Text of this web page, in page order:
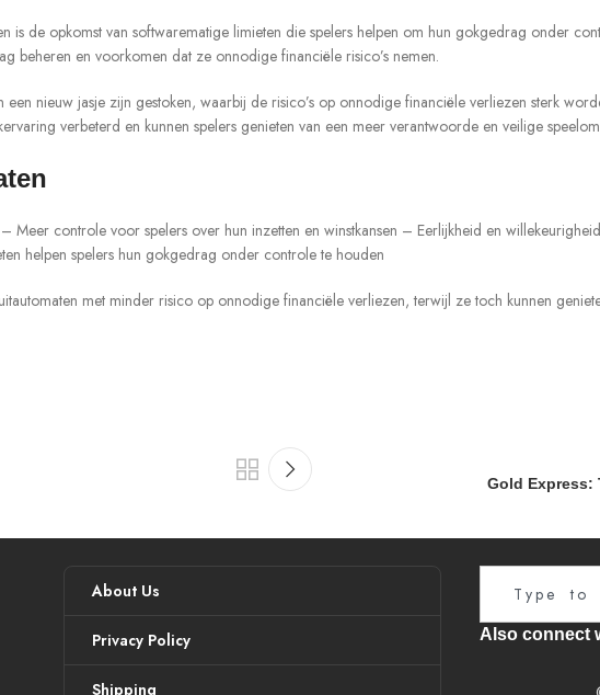
is de opkomst van softwarematige limieten die spelers helpen om hun gokgedrag onder
beheren en voorkomen dat ze onnodige financiële risico’s nemen.
nieuw jasje zijn gestoken, waarbij de risico’s op onnodige financiële verliezen sterk
verbeterd en kunnen spelers genieten van een meer verantwoorde en veilige
Meer controle voor spelers over hun inzetten en winstkansen – Eerlijkheid en
helpen spelers hun gokgedrag onder controle te houden
met minder risico op onnodige financiële verliezen, terwijl ze toch kunnen
Gold Express:
About Us
Privacy Policy
Shipping
Also connect